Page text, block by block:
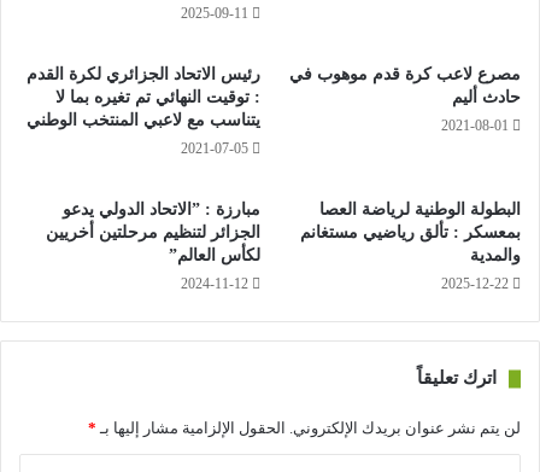
لسطو على منزله بلندن، وتمت سرقة أغراض بقيمة مليوني جنيه
2025-09-11
مصرع لاعب كرة قدم موهوب في
حادث أليم
2021-08-01
رئيس الاتحاد الجزائري لكرة القدم
: توقيت النهائي تم تغيره بما لا
يتناسب مع لاعبي المنتخب الوطني
2021-07-05
البطولة الوطنية لرياضة العصا
بمعسكر : تألق رياضيي مستغانم
والمدية
2025-12-22
مبارزة : ”الاتحاد الدولي يدعو
الجزائر لتنظيم مرحلتين أخريين
لكأس العالم”
2024-11-12
اترك تعليقاً
لن يتم نشر عنوان بريدك الإلكتروني. الحقول الإلزامية مشار إليها بـ *